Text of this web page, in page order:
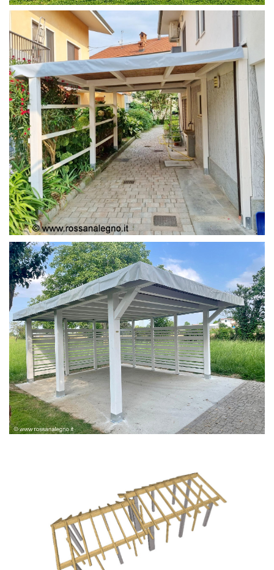
PERGOLA COPERTURA MOBILE
PERGOLA BIANCA SPAZZOLATA